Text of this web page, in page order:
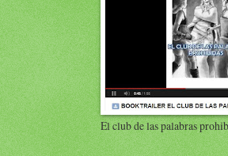
El club de las palabras